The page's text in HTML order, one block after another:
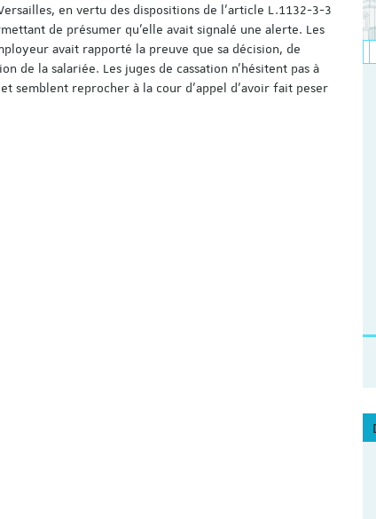
en vertu des dispositions de l’article L.1132-3-3
de présumer qu’elle avait signalé une alerte. Les
avait rapporté la preuve que sa décision, de
la salariée. Les juges de cassation n’hésitent pas à
semblent reprocher à la cour d’appel d’avoir fait peser